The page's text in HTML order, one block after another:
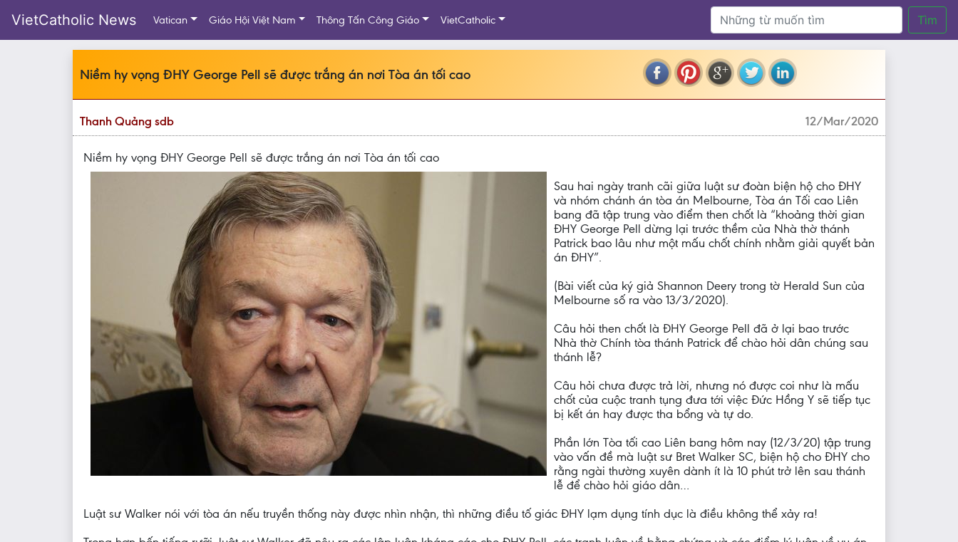
VietCatholic News Vatican Giáo Hội Việt Nam Thông Tấn Công Giáo VietCatholic Tìm
Niềm hy vọng ĐHY George Pell sẽ được trắng án nơi Tòa án tối cao
Thanh Quảng sdb 12/Mar/2020
Niềm hy vọng ĐHY George Pell sẽ được trắng án nơi Tòa án tối cao
Sau hai ngày tranh cãi giữa luật sư đoàn biện hộ cho ĐHY
và nhóm chánh án tòa án Melbourne, Tòa án Tối cao Liên
bang đã tập trung vào điểm then chốt là “khoảng thời gian
ĐHY George Pell dừng lại trước thềm của Nhà thờ thánh
Patrick bao lâu như một mấu chốt chính nhằm giải quyết bản
án ĐHY”.
(Bài viết của ký giả Shannon Deery trong tờ Herald Sun của
Melbourne số ra vào 13/3/2020).
Câu hỏi then chốt là ĐHY George Pell đã ở lại bao trước
Nhà thờ Chính tòa thánh Patrick để chào hỏi dân chúng sau
thánh lễ?
Câu hỏi chưa được trả lời, nhưng nó được coi như là mấu
chốt của cuộc tranh tụng đưa tới việc Đức Hồng Y sẽ tiếp tục
bị kết án hay được tha bổng và tự do.
Phần lớn Tòa tối cao Liên bang hôm nay (12/3/20) tập trung
vào vấn đề mà luật sư Bret Walker SC, biện hộ cho ĐHY cho
rằng ngài thường xuyên dành ít là 10 phút trở lên sau thánh
lễ để chào hỏi giáo dân…
Luật sư Walker nói với tòa án nếu truyền thống này được nhìn nhận, thì những điều tố giác ĐHY lạm dụng tính dục là điều không thể xảy ra!